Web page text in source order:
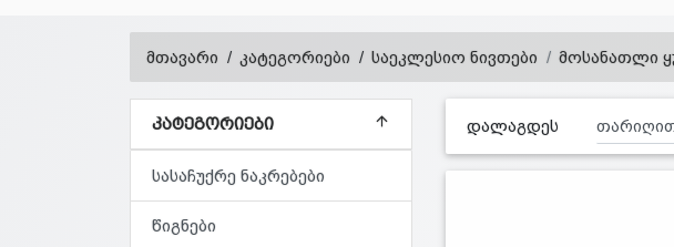
მთავარი კატეგორიები საეკლესიო ნივთები მოსანათლი
ᲙᲐᲢᲔᲒᲝᲠᲘᲔᲑᲘ
სასაჩუქრე ნაკრებები
წიგნები
დალაგდეს